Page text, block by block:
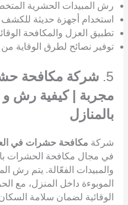
رش المبيدات الحشرية
استخدام أجهزة حديثة
تطبيق العزل والمكافحة
توفير نصائح لطرق الوقاية
5. شركة مكافحة
مجربة | كيفية رش و
بالمنازل
شركة مكافحة حشرات في
في مجال مكافحة الحشرات
والمبيدات الفعّالة. يتم رش
الموبوءة داخل المنزل، مع
الوقائية لضمان سلامة